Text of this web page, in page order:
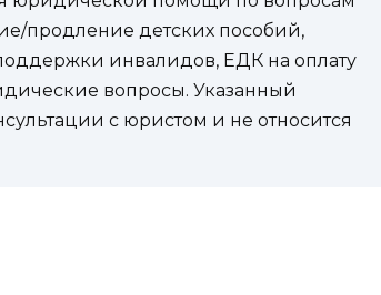
продление детских пособий,
инвалидов, ЕДК на оплату
вопросы. Указанный
с юристом и не относится